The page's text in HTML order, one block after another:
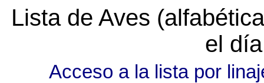
Lista de Aves
el
Acceso a la lista por